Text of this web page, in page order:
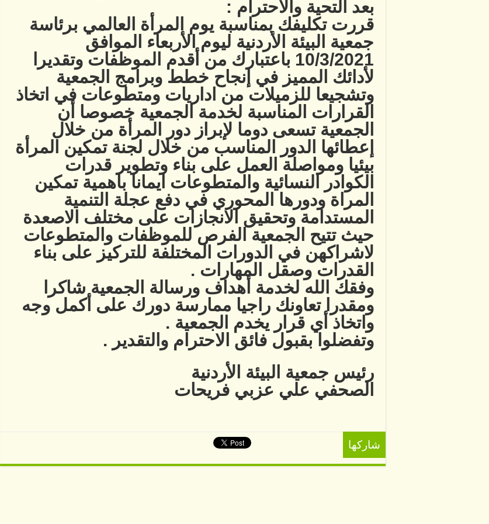
بعد التحية والاحترام :
قررت تكليفك بمناسبة يوم المرأة العالمي برئاسة
جمعية البيئة الأردنية ليوم الأربعاء الموافق
10/3/2021 باعتبارك من أقدم الموظفات وتقديرا
لأدائك المميز في إنجاح خطط وبرامج الجمعية
وتشجيعا للزميلات من اداريات ومتطوعات في اتخاذ
القرارات المناسبة لخدمة الجمعية خصوصا أن
الجمعية تسعى دوما لإبراز دور المرأة من خلال
إعطائها الدور المناسب من خلال لجنة تمكين المرأة
بيئيا ومواصلة العمل على بناء وتطوير قدرات
الكوادر النسائية والمتطوعات ايمانا باهمية تمكين
المراة ودورها المحوري في دفع عجلة التنمية
المستدامة وتحقيق الانجازات على مختلف الاصعدة
حيث تتيح الجمعية الفرص للموظفات والمتطوعات
لاشراكهن في الدورات المختلفة للتركيز على بناء
القدرات وصقل المهارات .
وفقك الله لخدمة أهداف ورسالة الجمعية شاكرا
ومقدرا تعاونك راجيا ممارسة دورك على أكمل وجه
واتخاذ أي قرار يخدم الجمعية .
وتفضلوا بقبول فائق الاحترام والتقدير .
رئيس جمعية البيئة الأردنية
الصحفي علي عزبي فريحات
شاركها